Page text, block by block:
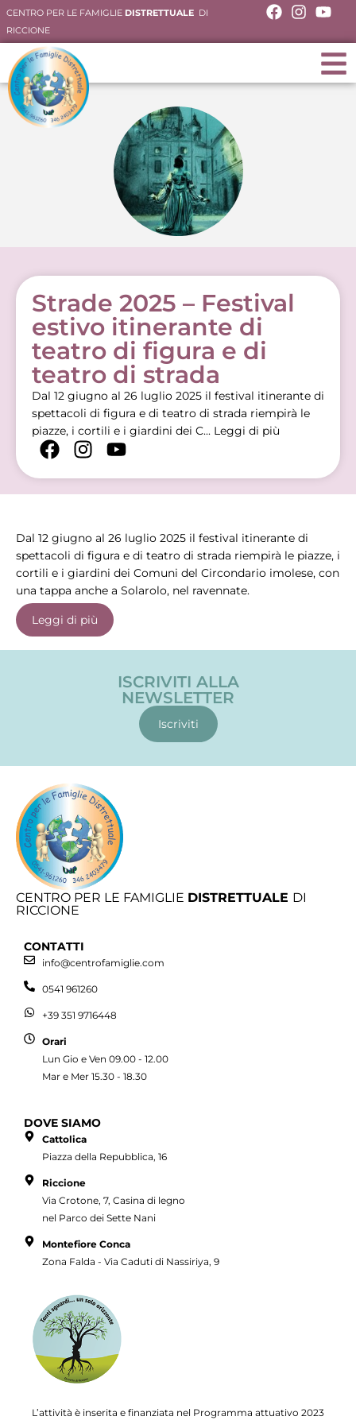
CENTRO PER LE FAMIGLIE DISTRETTUALE DI
RICCIONE
Strade 2025 – Festival
estivo itinerante di
teatro di figura e di
teatro di strada
Dal 12 giugno al 26 luglio 2025 il festival itinerante di
spettacoli di figura e di teatro di strada riempirà le
piazze, i cortili e i giardini dei C... Leggi di più
Dal 12 giugno al 26 luglio 2025 il festival itinerante di
spettacoli di figura e di teatro di strada riempirà le piazze, i
cortili e i giardini dei Comuni del Circondario imolese, con
una tappa anche a Solarolo, nel ravennate.
Leggi di più
ISCRIVITI ALLA
NEWSLETTER
Iscriviti
CENTRO PER LE FAMIGLIE DISTRETTUALE DI
RICCIONE
CONTATTI
info@centrofamiglie.com
0541 961260
+39 351 9716448
Orari
Lun Gio e Ven 09.00 - 12.00
Mar e Mer 15.30 - 18.30
DOVE SIAMO
Cattolica
Piazza della Repubblica, 16
Riccione
Via Crotone, 7, Casina di legno
nel Parco dei Sette Nani
Montefiore Conca
Zona Falda - Via Caduti di Nassiriya, 9
L’attività è inserita e finanziata nel Programma attuativo 2023